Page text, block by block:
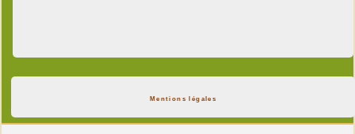
Mentions légales